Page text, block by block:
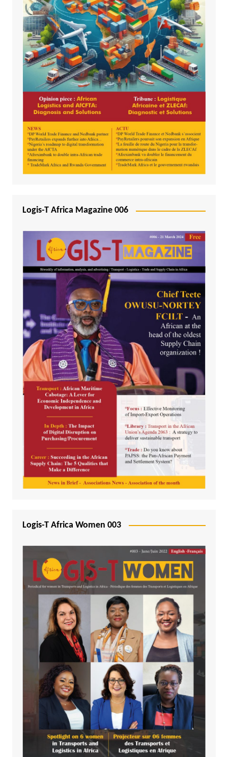
Logis-T Africa Magazine 006
Logis-T Africa Women 003